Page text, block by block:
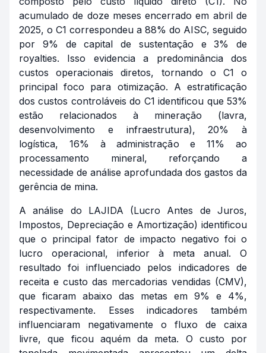
acumulado de doze meses encerrado em abril de
2025, o C1 correspondeu a 88% do AISC, seguido
por 9% de capital de sustentação e 3% de
royalties. Isso evidencia a predominância dos
custos operacionais diretos, tornando o C1 o
principal foco para otimização. A estratificação
dos custos controláveis do C1 identificou que 53%
estão relacionados à mineração (lavra,
desenvolvimento e infraestrutura), 20% à
logística, 16% à administração e 11% ao
processamento mineral, reforçando a
necessidade de análise aprofundada dos gastos da
gerência de mina.
A análise do LAJIDA (Lucro Antes de Juros,
Impostos, Depreciação e Amortização) identificou
que o principal fator de impacto negativo foi o
lucro operacional, inferior à meta anual. O
resultado foi influenciado pelos indicadores de
receita e custo das mercadorias vendidas (CMV),
que ficaram abaixo das metas em 9% e 4%,
respectivamente. Esses indicadores também
influenciaram negativamente o fluxo de caixa
livre, que ficou aquém da meta. O custo por